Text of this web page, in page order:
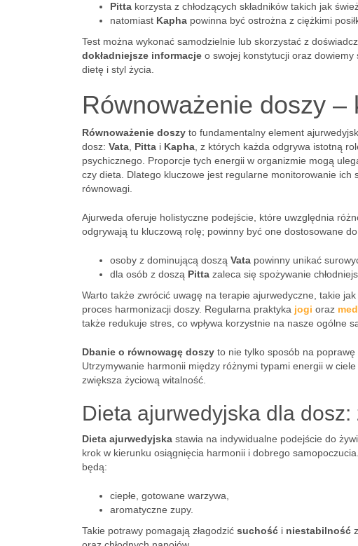
Pitta korzysta z chłodzących składników takich jak
natomiast Kapha powinna być ostrożna z ciężkimi
Test można wykonać samodzielnie lub skorzystać z
dokładniejsze informacje o swojej konstytucji oraz dowiemy
dietę i styl życia.
Równoważenie doszy –
Równoważenie doszy to fundamentalny element
dosz: Vata Pitta i Kapha , z których każda odgrywa istotną
psychicznego. Proporcje tych energii w organizmie mogą
czy dieta. Dlatego kluczowe jest regularne monitorowanie
równowagi.
Ajurweda oferuje holistyczne podejście, które uwzględnia
odgrywają tu kluczową rolę; powinny być one dostosowane
osoby z dominującą doszą Vata powinny unikać
dla osób z doszą Pitta zaleca się spożywanie
Warto także zwrócić uwagę na terapie ajurwedyczne, takie jak
proces harmonizacji doszy. Regularna praktyka jogi oraz
także redukuje stres, co wpływa korzystnie na nasze ogólne
Dbanie o równowagę doszy to nie tylko sposób na
Utrzymywanie harmonii między różnymi typami energii w
zwiększa życiową witalność.
Dieta ajurwedyjska dla
Dieta ajurwedyjska stawia na indywidualne podejście do
krok w kierunku osiągnięcia harmonii i dobrego
będą:
ciepłe, gotowane warzywa,
aromatyczne zupy.
Takie potrawy pomagają złagodzić suchość i niestabilność